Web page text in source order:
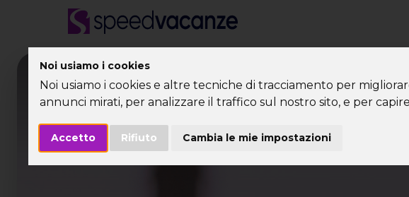
Noi usiamo i cookies
Noi usiamo i cookies e altre tecniche di tracciamento per
annunci mirati, per analizzare il traffico sul nostro sito, e per
Accetto Rifiuto Cambia le mie impostazioni